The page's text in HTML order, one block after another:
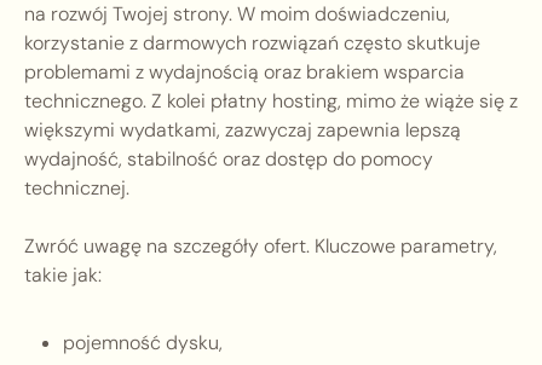
na rozwój Twojej strony. W moim doświadczeniu,
korzystanie z darmowych rozwiązań często skutkuje
problemami z wydajnością oraz brakiem wsparcia
technicznego. Z kolei płatny hosting, mimo że wiąże się z
większymi wydatkami, zazwyczaj zapewnia lepszą
wydajność, stabilność oraz dostęp do pomocy
technicznej.
Zwróć uwagę na szczegóły ofert. Kluczowe parametry,
takie jak:
pojemność dysku,